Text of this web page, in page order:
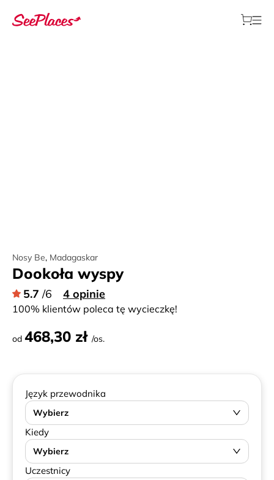
Nosy Be, Madagaskar
Dookoła wyspy
5.7 /6 4 opinie
100% klientów poleca tę wycieczkę!
od 468,30 zł /os.
Język przewodnika
Wybierz
Kiedy
Wybierz
Uczestnicy